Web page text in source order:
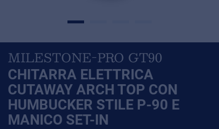
MILESTONE-PRO GT90
CHITARRA ELETTRICA
CUTAWAY ARCH TOP CON
HUMBUCKER STILE P-90 E
MANICO SET-IN